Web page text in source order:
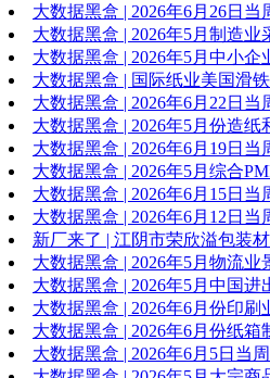
大数据黑盒 | 2026年6月26日当
大数据黑盒 | 2026年5月制造业
大数据黑盒 | 2026年5月中小企
大数据黑盒 | 国际纸业美国滑
大数据黑盒 | 2026年6月22日当
大数据黑盒 | 2026年5月份造纸
大数据黑盒 | 2026年6月19日当
大数据黑盒 | 2026年5月综合
大数据黑盒 | 2026年6月15日当
大数据黑盒 | 2026年6月12日当
新厂来了 | 江阴市荣欣溢包装
大数据黑盒 | 2026年5月物流业
大数据黑盒 | 2026年5月中国进
大数据黑盒 | 2026年6月份印刷
大数据黑盒 | 2026年6月份纸箱
大数据黑盒 | 2026年6月5日当